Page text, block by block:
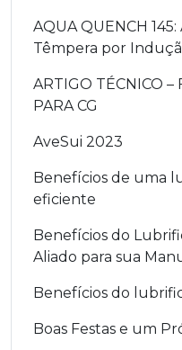
AQUA QUENCH
Têmpera por
ARTIGO TÉCNICO –
PARA CG
AveSui 2023
Benefícios de uma
eficiente
Benefícios do
Aliado para sua
Benefícios do
Boas Festas e um